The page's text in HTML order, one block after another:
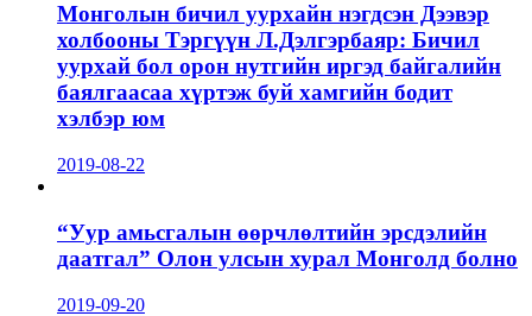
Монголын бичил уурхайн нэгдсэн Дээвэр
холбооны Тэргүүн Л.Дэлгэрбаяр: Бичил
уурхай бол орон нутгийн иргэд байгалийн
баялгаасаа хүртэж буй хамгийн бодит
хэлбэр юм
2019-08-22
“Уур амьсгалын өөрчлөлтийн эрсдэлийн
даатгал” Олон улсын хурал Монголд болно
2019-09-20